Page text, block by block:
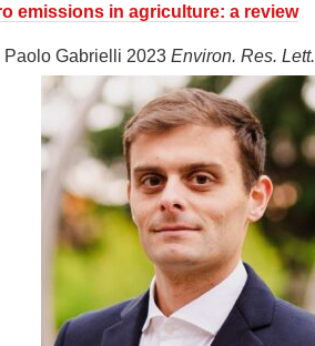
emissions in agriculture: a review
Paolo Gabrielli 2023 Environ. Res. Lett.